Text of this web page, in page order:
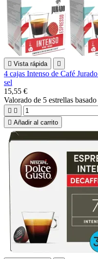
 Vista rápida 
4 cajas Intenso de Café
sel
15,55 €
Valorado de 5 estrellas basado
 
 Añadir al carrito